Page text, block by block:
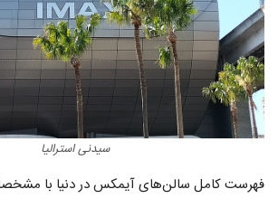
سیدنی استرالیا
فهرست کامل سالن‌های آیمکس در دنیا با